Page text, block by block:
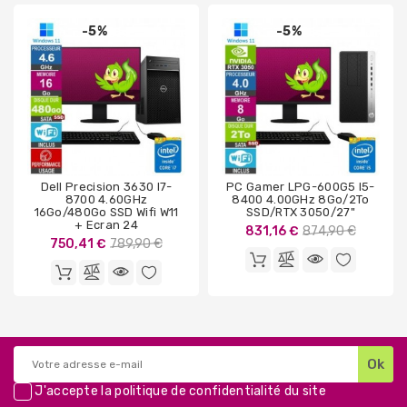
-5%
Dell Precision 3630 I7-
8700 4.60GHz
16Go/480Go SSD Wifi W11
+ Ecran 24
750,41 € Prix
base
789,90 €
-5%
PC Gamer LPG-600G5 I5-
8400 4.00GHz 8Go/2To
SSD/RTX 3050/27"
831,16 € Prix
base
874,90 €
J'accepte lapolitique de confidentialité du site